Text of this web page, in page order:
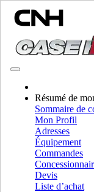
Résumé de
Sommaire de
Mon Profil
Adresses
Équipement
Commandes
Devis
Liste d’achat
Sélectionner marque
Fermer le Menu
ÉQUIPEMENT
AUTORÉPARATION